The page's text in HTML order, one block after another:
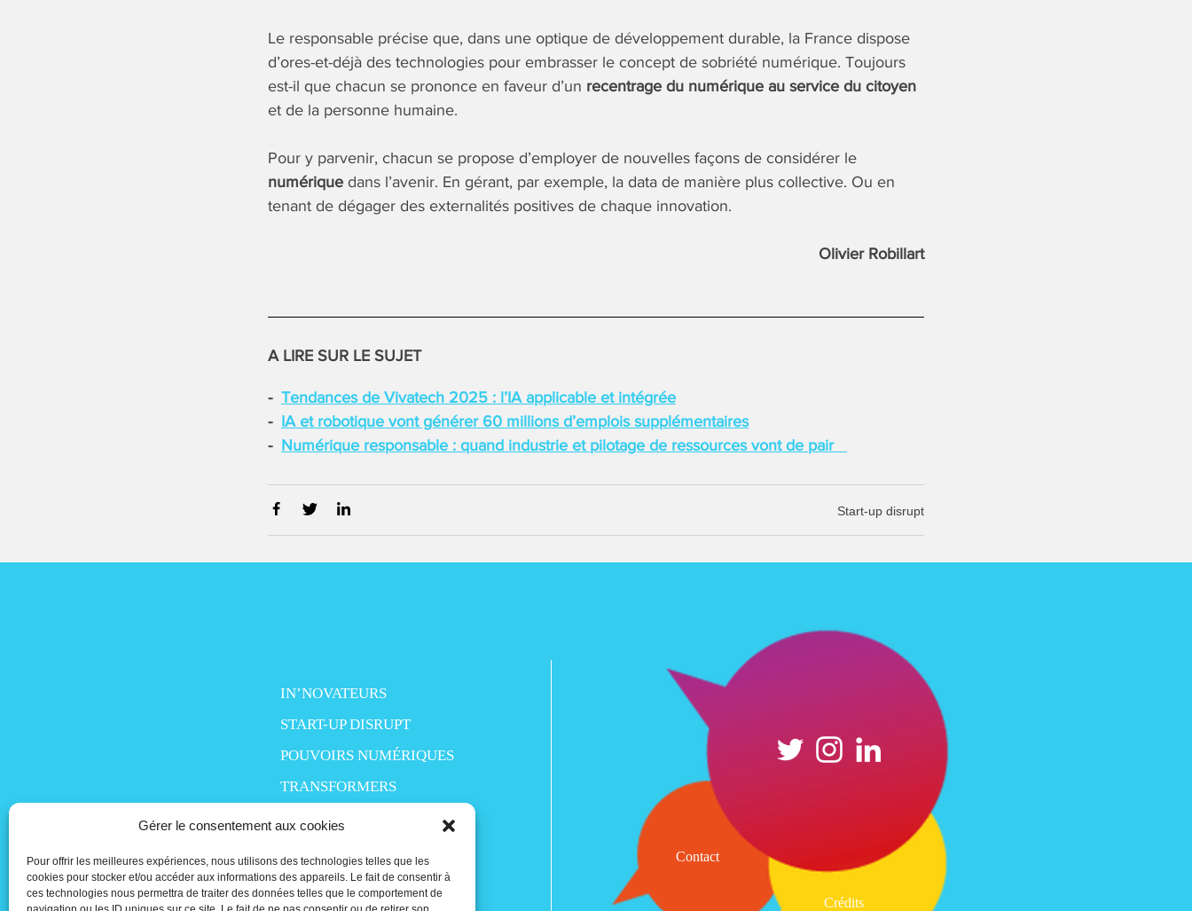
Gérer le consentement aux cookies
Pour offrir les meilleures expériences, nous utilisons des technologies telles que les
cookies pour stocker et/ou accéder aux informations des appareils. Le fait de consentir à
ces technologies nous permettra de traiter des données telles que le comportement de
Le responsable précise que, dans une optique de développement durable, la France dispose
d’ores-et-déjà des technologies pour embrasser le concept de sobriété numérique. Toujours
est-il que chacun se prononce en faveur d’un recentrage du numérique au service du citoyen
et de la personne humaine.
Pour y parvenir, chacun se propose d’employer de nouvelles façons de considérer le
numérique dans l’avenir. En gérant, par exemple, la data de manière plus collective. Ou en
tenant de dégager des externalités positives de chaque innovation.
Olivier Robillart
A LIRE SUR LE SUJET
Tendances de Vivatech 2025 : l’IA applicable et intégrée
IA et robotique vont générer 60 millions d’emplois supplémentaires
Numérique responsable : quand industrie et pilotage de ressources vont de pair
Start-up disrupt
IN’NOVATEURS
START-UP DISRUPT
POUVOIRS NUMÉRIQUES
TRANSFORMERS
SMART LIFE
PEOPLE IN TECH
Crédits
Contact